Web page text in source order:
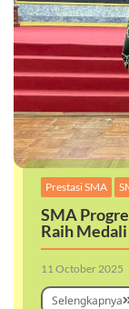
Prestasi SMA
SMA
Raih
11 October 2025
Selengkapnya